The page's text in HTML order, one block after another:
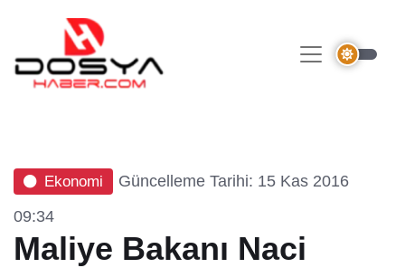
Ekonomi
Güncelleme Tarihi: 15 Kas 2016
09:34
Maliye Bakanı Naci